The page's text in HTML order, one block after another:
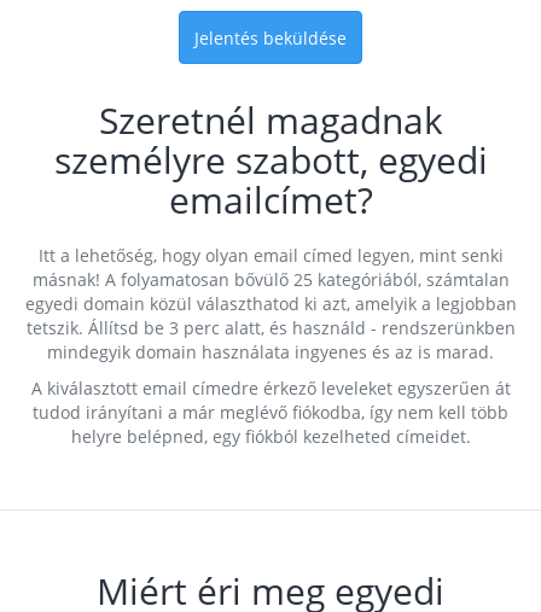
Jelentés beküldése
Szeretnél magadnak
személyre szabott, egyedi
emailcímet?
Itt a lehetőség, hogy olyan email címed legyen, mint senki
másnak! A folyamatosan bővülő 25 kategóriából, számtalan
egyedi domain közül választhatod ki azt, amelyik a legjobban
tetszik. Állítsd be 3 perc alatt, és használd - rendszerünkben
mindegyik domain használata ingyenes és az is marad.
A kiválasztott email címedre érkező leveleket egyszerűen át
tudod irányítani a már meglévő fiókodba, így nem kell több
helyre belépned, egy fiókból kezelheted címeidet.
Miért éri meg egyedi